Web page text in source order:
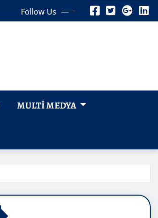
Follow Us
MULTI MEDYA